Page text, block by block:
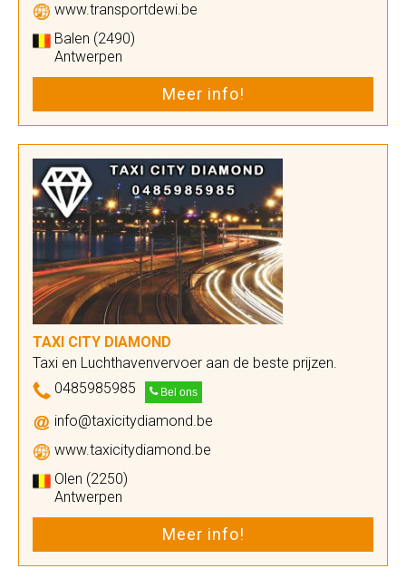
www.transportdewi.be
Balen (2490)
Antwerpen
Meer info!
TAXI CITY DIAMOND
Taxi en Luchthavenvervoer aan de beste prijzen.
0485985985
Bel ons
info@taxicitydiamond.be
www.taxicitydiamond.be
Olen (2250)
Antwerpen
Meer info!